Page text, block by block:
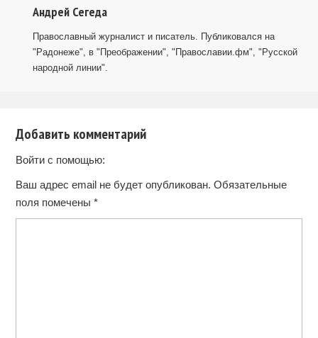
Андрей Сегеда
Православный журналист и писатель. Публиковался на
"Радонеже", в "Преображении", "Православии.фм", "Русской
народной линии".
Добавить комментарий
Войти с помощью:
Ваш адрес email не будет опубликован. Обязательные
поля помечены *